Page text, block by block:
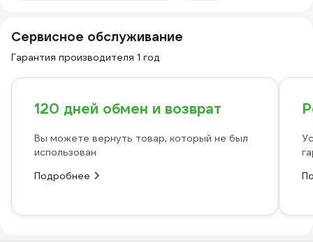
Сервисное обслуживание
Гарантия производителя 1 год
120 дней обмен и возврат
Вы можете вернуть товар, который не был
использован
Подробнее